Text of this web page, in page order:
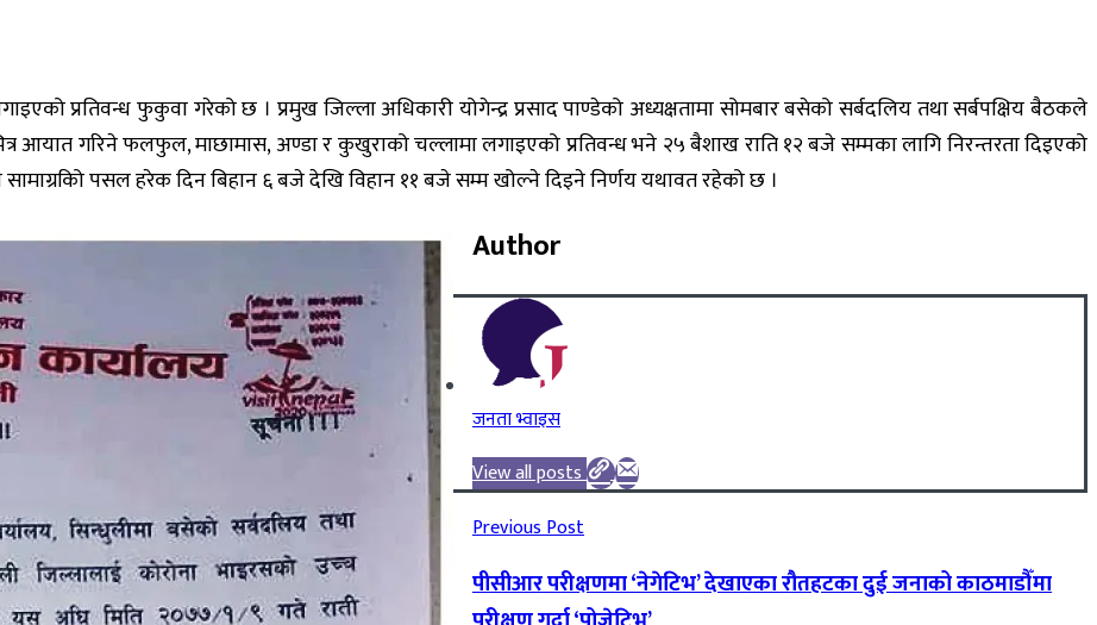
प्रतिवन्ध फुकुवा गरेको छ । प्रमुख जिल्ला अधिकारी योगेन्द्र प्रसाद पाण्डेको अध्यक्षतामा सोमबार बसेको सर्बदलिय तथा सर्बपक्षिय बैठकले
आयात गरिने फलफुल, माछामास, अण्डा र कुखुराको चल्लामा लगाइएको प्रतिवन्ध भने २५ बैशाख राति १२ बजे सम्मका लागि निरन्तरता दिइएको
पसल हरेक दिन बिहान ६ बजे देखि विहान ११ बजे सम्म खोल्ने दिइने निर्णय यथावत रहेको छ ।
Author
जनता भ्वाइस
View all posts
Previous Post
पीसीआर परीक्षणमा ‘नेगेटिभ’ देखाएका रौतहटका दुई जनाको काठमाडौँमा